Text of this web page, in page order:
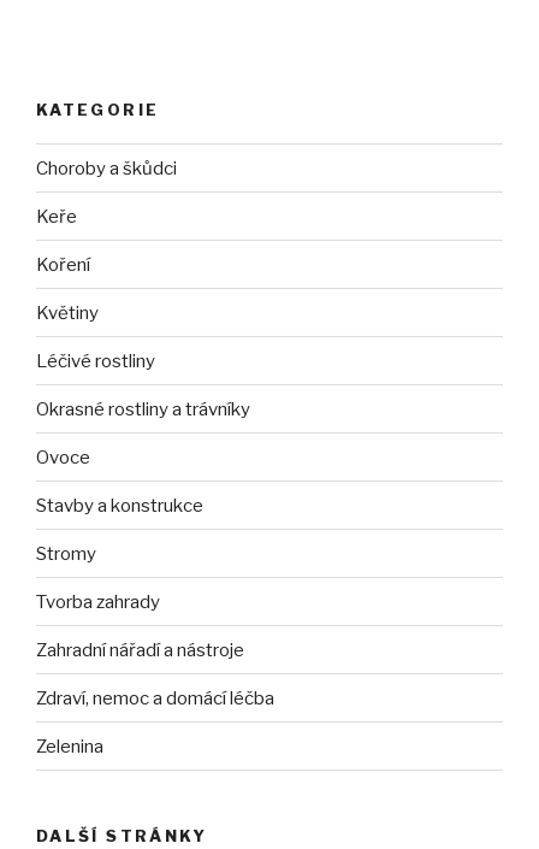
KATEGORIE
Choroby a škůdci
Keře
Koření
Květiny
Léčivé rostliny
Okrasné rostliny a trávníky
Ovoce
Stavby a konstrukce
Stromy
Tvorba zahrady
Zahradní nářadí a nástroje
Zdraví, nemoc a domácí léčba
Zelenina
DALŠÍ STRÁNKY